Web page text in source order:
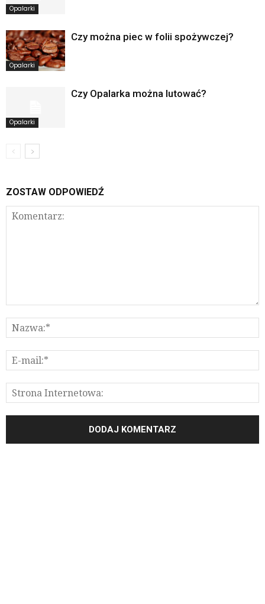
Opalarki
Opalarki
Czy można piec w folii spożywczej?
Opalarki
Czy Opalarka można lutować?
ZOSTAW ODPOWIEDŹ